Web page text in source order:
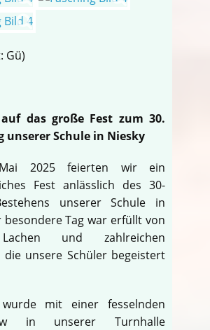
Gü)
das große Fest zum 30.
unserer Schule in Niesky
2025 feierten wir ein
Fest anlässlich des 30-
unserer Schule in
besondere Tag war erfüllt von
und zahlreichen
die unsere Schüler begeistert
mit einer fesselnden
in unserer Turnhalle